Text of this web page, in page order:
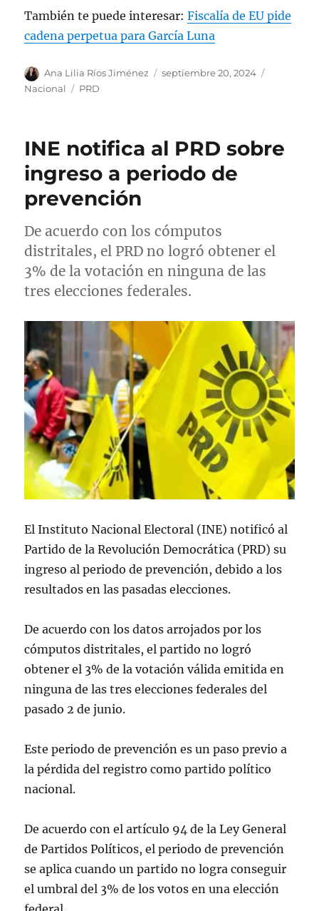
También te puede interesar:Fiscalía de EU pide
cadena perpetua para García Luna
A
u
Ana Lilia Ríos Jiménez
P
c
a
d
septiembre 20, 2024
o
Nacional
E
u
t
a
s
PRD
INE notifica al PRD sobre
ingreso a periodo de
prevención
De acuerdo con los cómputos
distritales, el PRD no logró obtener el
3% de la votación en ninguna de las
tres elecciones federales.
El Instituto Nacional Electoral (INE) notificó al
Partido de la Revolución Democrática (PRD) su
ingreso al periodo de prevención, debido a los
resultados en las pasadas elecciones.
De acuerdo con los datos arrojados por los
cómputos distritales, el partido no logró
obtener el 3% de la votación válida emitida en
ninguna de las tres elecciones federales del
pasado 2 de junio.
Este periodo de prevención es un paso previo a
la pérdida del registro como partido político
nacional.
De acuerdo con el artículo 94 de la Ley General
de Partidos Políticos, el periodo de prevención
se aplica cuando un partido no logra conseguir
el umbral del 3% de los votos en una elección